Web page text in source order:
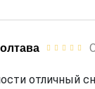
отличный